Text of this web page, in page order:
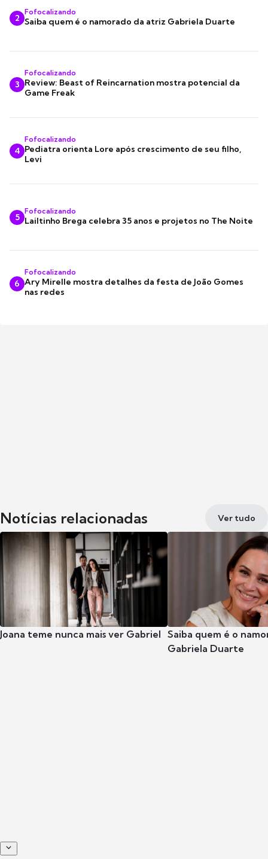
2
Fofocalizando
Saiba quem é o namorado da atriz Gabriela Duarte
3
Fofocalizando
Review: Beast of Reincarnation mostra potencial da
Game Freak
4
Fofocalizando
Pediatra orienta Lore após crescimento de seu filho,
Levi
5
Fofocalizando
Lailtinho Brega celebra 35 anos e projetos no The Noite
6
Fofocalizando
Ary Mirelle mostra detalhes da festa de João Gomes
nas redes
Notícias relacionadas Ver tudo
Joana teme nunca mais ver Gabriel Saiba quem é o
Gabriela Duarte